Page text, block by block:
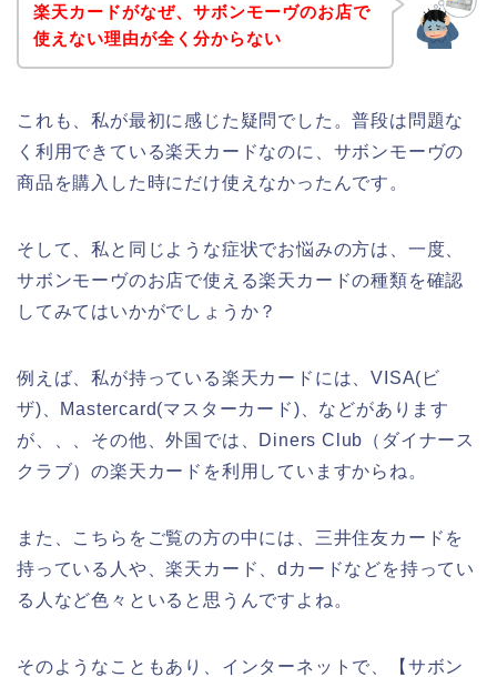
楽天カードがなぜ、サボンモーヴのお店で
使えない理由が全く分からない
これも、私が最初に感じた疑問でした。普段は問題な
く利用できている楽天カードなのに、サボンモーヴの
商品を購入した時にだけ使えなかったんです。
そして、私と同じような症状でお悩みの方は、一度、
サボンモーヴのお店で使える楽天カードの種類を確認
してみてはいかがでしょうか？
例えば、私が持っている楽天カードには、VISA(ビ
ザ)、Mastercard(マスターカード)、などがあります
が、、、その他、外国では、Diners Club（ダイナース
クラブ）の楽天カードを利用していますからね。
また、こちらをご覧の方の中には、三井住友カードを
持っている人や、楽天カード、dカードなどを持ってい
る人など色々といると思うんですよね。
そのようなこともあり、インターネットで、【サボン